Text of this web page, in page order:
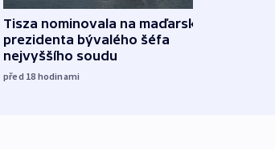
Tisza nominovala na maďarského
prezidenta bývalého šéfa
nejvyššího soudu
před 18 hodinami